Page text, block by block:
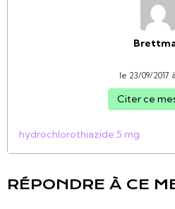
le 23/09/2017
Citer ce
hydrochlorothiazide.5 mg
RÉPONDRE À CE